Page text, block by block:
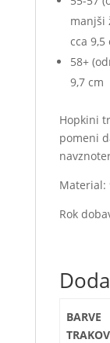
manjši
cca 9,5
58+
9,7 cm
Hopkini
pomeni
Material:
Rok
BARVE
TRAKOV